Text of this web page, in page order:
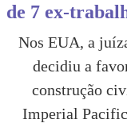
de 7 ex-
Nos EUA, a
decidiu a
construção
Imperial